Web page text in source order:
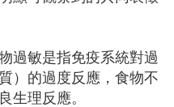
過敏是指免疫系統對過
）的過度反應，食物不
生理反應。